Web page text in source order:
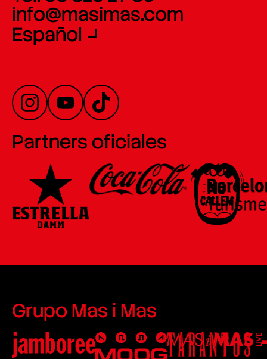
info@masimas.com
Español
Partners oficiales
Grupo Mas i Mas